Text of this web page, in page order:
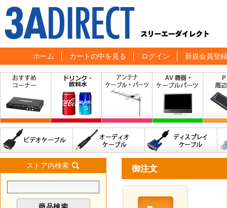
ホーム カートの中を見る ログイン 新規会員登録
御注文
ストア内検索